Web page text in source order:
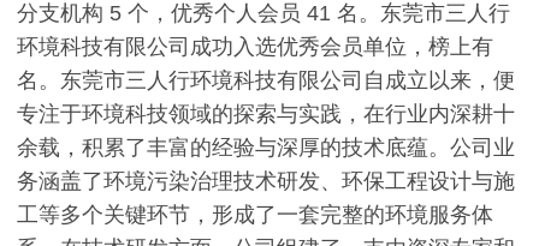
分支机构 5 个，优秀个人会员 41 名。东莞市三人行
环境科技有限公司成功入选优秀会员单位，榜上有
名。东莞市三人行环境科技有限公司自成立以来，便
专注于环境科技领域的探索与实践，在行业内深耕十
余载，积累了丰富的经验与深厚的技术底蕴。公司业
务涵盖了环境污染治理技术研发、环保工程设计与施
工等多个关键环节，形成了一套完整的环境服务体